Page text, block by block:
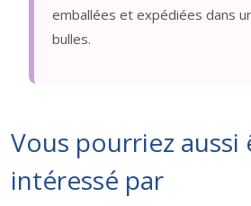
emballées et expédiées dans
bulles.
Vous pourriez aussi
intéressé par